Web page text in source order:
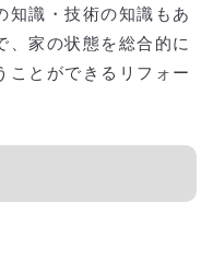
知識・技術の知識もあ
、家の状態を総合的に
ことができるリフォー